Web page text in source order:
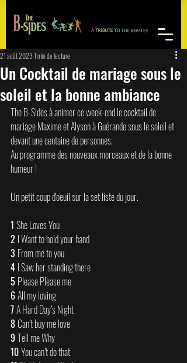
Un Cocktail de mariage sous le
soleil et la bonne ambiance
21 août 20231 min de lecture
The B-Sides à animer ce week-end le cocktail de
mariage Maxime et Alyson à Guérande sous le soleil et
devant une centaine de personnes.
Au programme des nouveaux morceaux et de la bonne
humeur !
Un petit coup d'oeuil sur la set liste du jour.
1 She Loves You
2 I Want to hold your hand
3 From me to you
4 I Saw her standing there
5 Please Please me
6 All my loving
7 A Hard Day’s Night
8 Can’t buy me love
9 Tell me Why
10 You can’t do that